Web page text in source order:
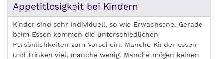
Appetitlosigkeit bei Kindern
Kinder sind sehr individuell, so wie Erwachsene. Gerade
beim Essen kommen die unterschiedlichen
Persönlichkeiten zum Vorschein. Manche Kinder essen
und trinken viel, manche wenig. Manche mögen keinen